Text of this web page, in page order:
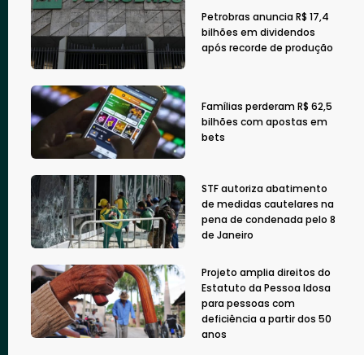
Petrobras anuncia R$ 17,4
bilhões em dividendos
após recorde de produção
Famílias perderam R$ 62,5
bilhões com apostas em
bets
STF autoriza abatimento
de medidas cautelares na
pena de condenada pelo 8
de Janeiro
Projeto amplia direitos do
Estatuto da Pessoa Idosa
para pessoas com
deficiência a partir dos 50
anos